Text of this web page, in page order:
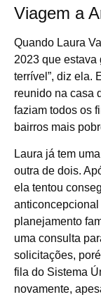
Viagem a
Quando Laura
2023 que estava
terrível”, diz ela.
reunido na casa
faziam todos os
bairros mais
Laura já tem
outra de dois.
ela tentou
planejamento
uma consulta
solicitações,
fila do Sistema
novamente,